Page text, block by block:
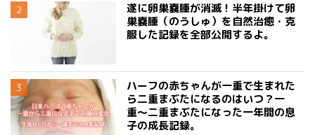
遂に卵巣嚢腫が消滅！半年掛けて卵
巣嚢腫（のうしゅ）を自然治癒・克
服した記録を全部公開するよ。
ハーフの赤ちゃんが一重で生まれた
ら二重まぶたになるのはいつ？一
重〜二重まぶたになった一年間の息
子の成長記録。